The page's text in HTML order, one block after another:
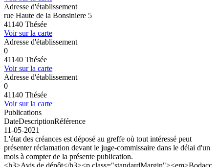
Adresse d'établissement
rue Haute de la Bonsiniere 5
41140 Thésée
Voir sur la carte
Adresse d'établissement
0
41140 Thésée
Voir sur la carte
Adresse d'établissement
0
41140 Thésée
Voir sur la carte
Publications
DateDescriptionRéférence
11-05-2021
L'état des créances est déposé au greffe où tout intéressé peut
présenter réclamation devant le juge-commissaire dans le délai d'un
mois à compter de la présente publication.
<h3>Avis de dépôt</h3><p class="standardMargin"><em>Bodacc